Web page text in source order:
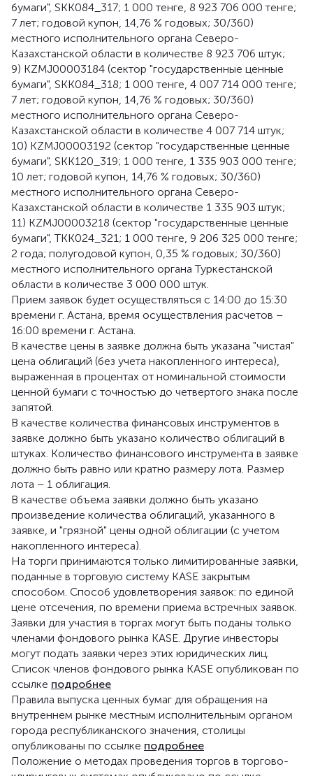
бумаги", SKK084_317; 1 000 тенге, 8 923 706 000 тенге;
7 лет; годовой купон, 14,76 % годовых; 30/360)
местного исполнительного органа Северо-
Казахстанской области в количестве 8 923 706 штук;
9) KZMJ00003184 (сектор "государственные ценные
бумаги", SKK084_318; 1 000 тенге, 4 007 714 000 тенге;
7 лет; годовой купон, 14,76 % годовых; 30/360)
местного исполнительного органа Северо-
Казахстанской области в количестве 4 007 714 штук;
10) KZMJ00003192 (сектор "государственные ценные
бумаги", SKK120_319; 1 000 тенге, 1 335 903 000 тенге;
10 лет; годовой купон, 14,76 % годовых; 30/360)
местного исполнительного органа Северо-
Казахстанской области в количестве 1 335 903 штук;
11) KZMJ00003218 (сектор "государственные ценные
бумаги", TKK024_321; 1 000 тенге, 9 206 325 000 тенге;
2 года; полугодовой купон, 0,35 % годовых; 30/360)
местного исполнительного органа Туркестанской
области в количестве 3 000 000 штук.
Прием заявок будет осуществляться с 14:00 до 15:30
времени г. Астана, время осуществления расчетов –
16:00 времени г. Астана.
В качестве цены в заявке должна быть указана "чистая"
цена облигаций (без учета накопленного интереса),
выраженная в процентах от номинальной стоимости
ценной бумаги с точностью до четвертого знака после
запятой.
В качестве количества финансовых инструментов в
заявке должно быть указано количество облигаций в
штуках. Количество финансового инструмента в заявке
должно быть равно или кратно размеру лота. Размер
лота – 1 облигация.
В качестве объема заявки должно быть указано
произведение количества облигаций, указанного в
заявке, и "грязной" цены одной облигации (с учетом
накопленного интереса).
На торги принимаются только лимитированные заявки,
поданные в торговую систему KASE закрытым
способом. Способ удовлетворения заявок: по единой
цене отсечения, по времени приема встречных заявок.
Заявки для участия в торгах могут быть поданы только
членами фондового рынка KASE. Другие инвесторы
могут подать заявки через этих юридических лиц.
Список членов фондового рынка KASE опубликован по
ссылке подробнее
Правила выпуска ценных бумаг для обращения на
внутреннем рынке местным исполнительным органом
города республиканского значения, столицы
опубликованы по ссылке подробнее
Положение о методах проведения торгов в торгово-